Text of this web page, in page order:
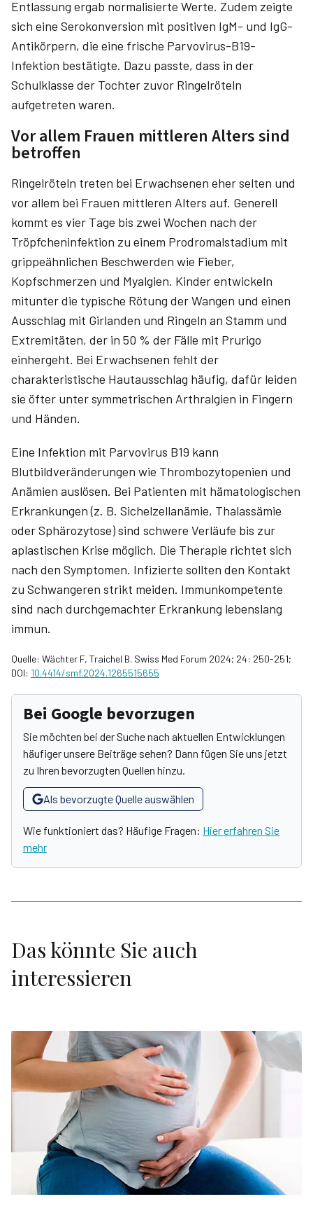
Entlassung ergab normalisierte Werte. Zudem zeigte
sich eine Serokonversion mit positiven IgM- und IgG-
Antikörpern, die eine frische Parvovirus-B19-
Infektion bestätigte. Dazu passte, dass in der
Schulklasse der Tochter zuvor Ringelröteln
aufgetreten waren.
Vor allem Frauen mittleren Alters sind
betroffen
Ringelröteln treten bei Erwachsenen eher selten und
vor allem bei Frauen mittleren Alters auf. Generell
kommt es vier Tage bis zwei Wochen nach der
Tröpfcheninfektion zu einem Prodromalstadium mit
grippeähnlichen Beschwerden wie Fieber,
Kopfschmerzen und Myalgien. Kinder entwickeln
mitunter die typische Rötung der Wangen und einen
Ausschlag mit Girlanden und Ringeln an Stamm und
Extremitäten, der in 50 % der Fälle mit Prurigo
einhergeht. Bei Erwachsenen fehlt der
charakteristische Hautausschlag häufig, dafür leiden
sie öfter unter symmetrischen Arthralgien in Fingern
und Händen.
Eine Infektion mit Parvovirus B19 kann
Blutbildveränderungen wie Thrombozytopenien und
Anämien auslösen. Bei Patienten mit hämatologischen
Erkrankungen (z. B. Sichelzellanämie, Thalassämie
oder Sphärozytose) sind schwere Verläufe bis zur
aplastischen Krise möglich. Die Therapie richtet sich
nach den Symptomen. Infizierte sollten den Kontakt
zu Schwangeren strikt meiden. Immunkompetente
sind nach durchgemachter Erkrankung lebenslang
immun.
Quelle: Wächter F, Traichel B. Swiss Med Forum 2024; 24: 250-251;
DOI: 10.4414/smf.2024.1265515655
Bei Google bevorzugen
Sie möchten bei der Suche nach aktuellen Entwicklungen
häufiger unsere Beiträge sehen? Dann fügen Sie uns jetzt
zu Ihren bevorzugten Quellen hinzu.
Als bevorzugte Quelle auswählen
Wie funktioniert das? Häufige Fragen: Hier erfahren Sie
mehr
Das könnte Sie auch
interessieren